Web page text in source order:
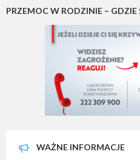
PRZEMOC W RODZINIE –
WAŻNE INFORMACJE